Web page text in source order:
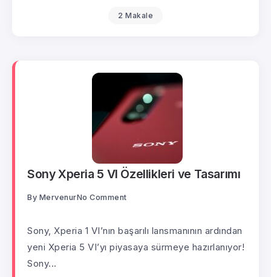
2 Makale
Sony Xperia 5 VI Özellikleri ve Tasarımı
By MervenurNo Comment
Sony, Xperia 1 VI’nın başarılı lansmanının ardından
yeni Xperia 5 VI’yı piyasaya sürmeye hazırlanıyor!
Sony...